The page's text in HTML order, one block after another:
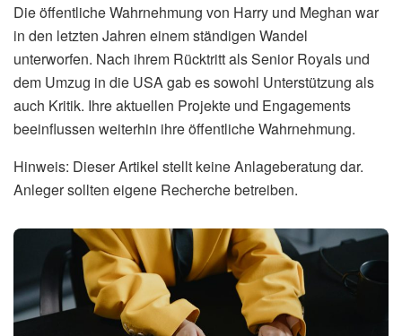
Die öffentliche Wahrnehmung von Harry und Meghan war
in den letzten Jahren einem ständigen Wandel
unterworfen. Nach ihrem Rücktritt als Senior Royals und
dem Umzug in die USA gab es sowohl Unterstützung als
auch Kritik. Ihre aktuellen Projekte und Engagements
beeinflussen weiterhin ihre öffentliche Wahrnehmung.
Hinweis: Dieser Artikel stellt keine Anlageberatung dar.
Anleger sollten eigene Recherche betreiben.